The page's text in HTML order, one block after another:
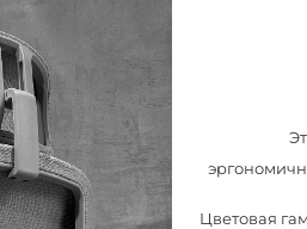
Цветовая